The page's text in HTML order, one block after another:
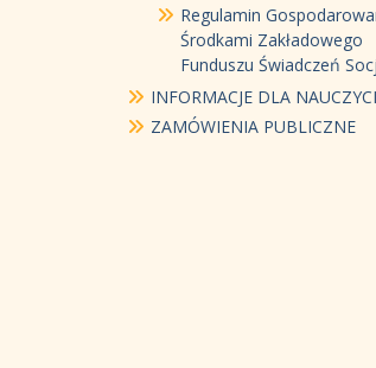
Regulamin
Środkami Zakładowego
Funduszu Świadczeń
INFORMACJE DLA
ZAMÓWIENIA PUBLICZNE